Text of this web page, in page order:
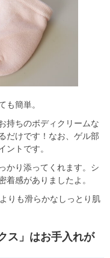
も簡単。
持ちのボディクリームな
だけです！なお、ゲル部
ントです。
かり添ってくれます。シ
着感がありましたよ。
りも滑らかなしっとり肌
ス」はお手入れが